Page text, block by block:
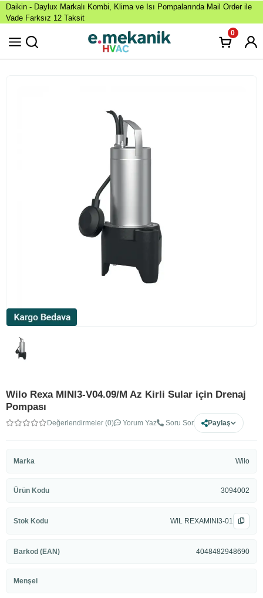
Daikin - Daylux Markalı Kombi, Klima ve Isı Pompalarında Mail Order ile
Vade Farksız 12 Taksit
0
Wilo Rexa MINI3-V04.09/M Az Kirli Sular için Drenaj
Pompası
Değerlendirmeler (0) Yorum Yaz Soru Sor Paylaş
Marka Wilo
Ürün Kodu 3094002
Stok Kodu WIL REXAMINI3-01
Barkod (EAN) 4048482948690
Menşei